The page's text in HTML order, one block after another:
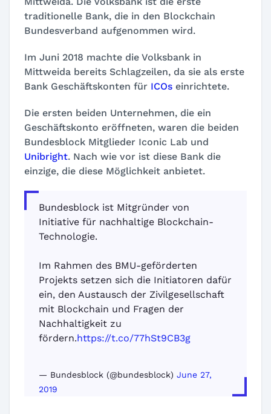
traditionelle Bank, die in den Blockchain
Bundesverband aufgenommen wird.
Im Juni 2018 machte die Volksbank in
Mittweida bereits Schlagzeilen, da sie als erste
Bank Geschäftskonten für ICOs einrichtete.
Die ersten beiden Unternehmen, die ein
Geschäftskonto eröffneten, waren die beiden
Bundesblock Mitglieder Iconic Lab und
Unibright. Nach wie vor ist diese Bank die
einzige, die diese Möglichkeit anbietet.
Bundesblock ist Mitgründer von
Initiative für nachhaltige Blockchain-
Technologie.
Im Rahmen des BMU-geförderten
Projekts setzen sich die Initiatoren dafür
ein, den Austausch der Zivilgesellschaft
mit Blockchain und Fragen der
Nachhaltigkeit zu
fördern.https://t.co/77hSt9CB3g
— Bundesblock (@bundesblock) June 27,
2019